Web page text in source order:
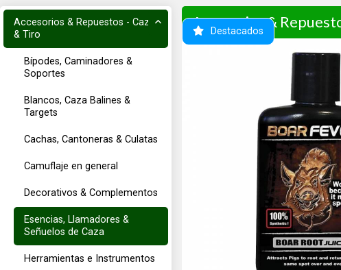
Accesorios & Repuestos - Caza
& Tiro
Bípodes, Caminadores &
Soportes
Blancos, Caza Balines &
Targets
Cachas, Cantoneras & Culatas
Camuflaje en general
Decorativos & Complementos
Esencias, Llamadores &
Señuelos de Caza
Herramientas e Instrumentos
Accesorios &
Destacados
de ciervos Axis, chital o
a veces llamado Cervus
ciervo común, ciervo